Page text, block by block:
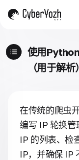
使用
（用于解析
在传统的爬虫
编写 IP 轮换
IP 的列表、检
IP，并确保 IP